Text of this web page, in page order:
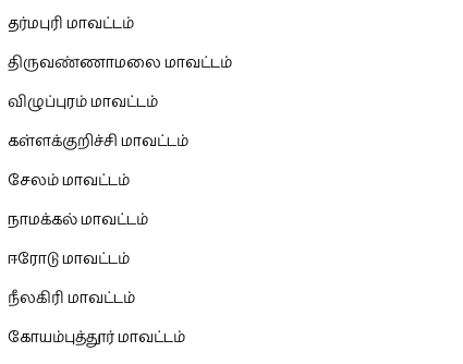
தர்மபுரி மாவட்டம்
திருவண்ணாமலை மாவட்டம்
விழுப்புரம் மாவட்டம்
கள்ளக்குறிச்சி மாவட்டம்
சேலம் மாவட்டம்
நாமக்கல் மாவட்டம்
ஈரோடு மாவட்டம்
நீலகிரி மாவட்டம்
கோயம்புத்தூர் மாவட்டம்